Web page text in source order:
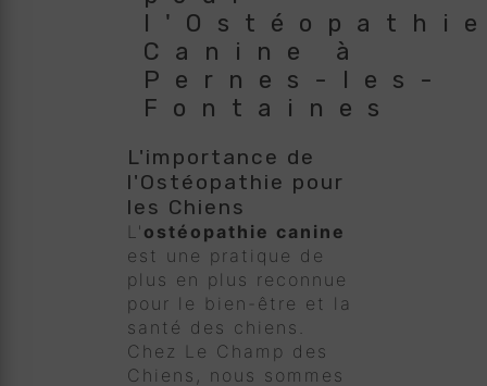
Canine à
Pernes-les-
Fontaines
L'importance de
l'Ostéopathie pour
les Chiens
L' ostéopathie canine
est une pratique de
plus en plus reconnue
pour le bien-être et la
santé des chiens.
Chez Le Champ des
Chiens, nous sommes